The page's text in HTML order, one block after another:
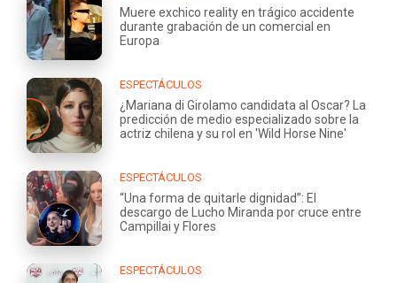
Muere exchico reality en trágico accidente
durante grabación de un comercial en
Europa
ESPECTÁCULOS
¿Mariana di Girolamo candidata al Oscar? La
predicción de medio especializado sobre la
actriz chilena y su rol en 'Wild Horse Nine'
ESPECTÁCULOS
“Una forma de quitarle dignidad”: El
descargo de Lucho Miranda por cruce entre
Campillai y Flores
ESPECTÁCULOS